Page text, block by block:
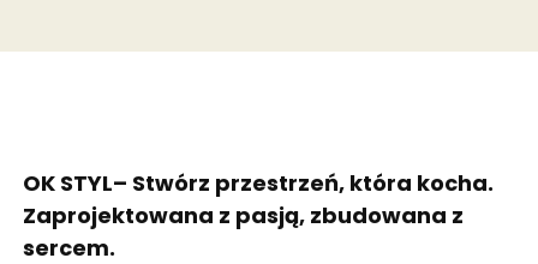
OK STYL– Stwórz przestrzeń, która kocha.
Zaprojektowana z pasją, zbudowana z
sercem.